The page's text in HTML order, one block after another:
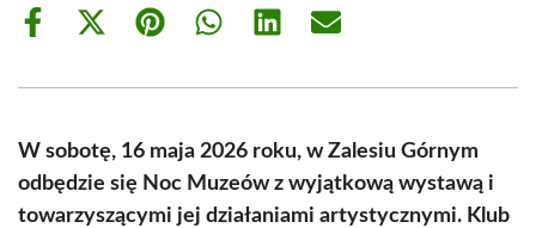
Share
Share
(Twitter)
Share Share Share Share
W sobotę, 16 maja 2026 roku, w Zalesiu Górnym
odbędzie się Noc Muzeów z wyjątkową wystawą i
towarzyszącymi jej działaniami artystycznymi. Klub